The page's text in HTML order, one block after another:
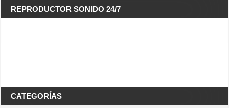
REPRODUCTOR SONIDO 24/7
CATEGORÍAS